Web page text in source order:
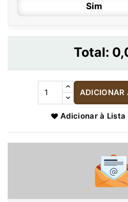
Sim
Total:
ADICIONAR
Adicionar à Lista